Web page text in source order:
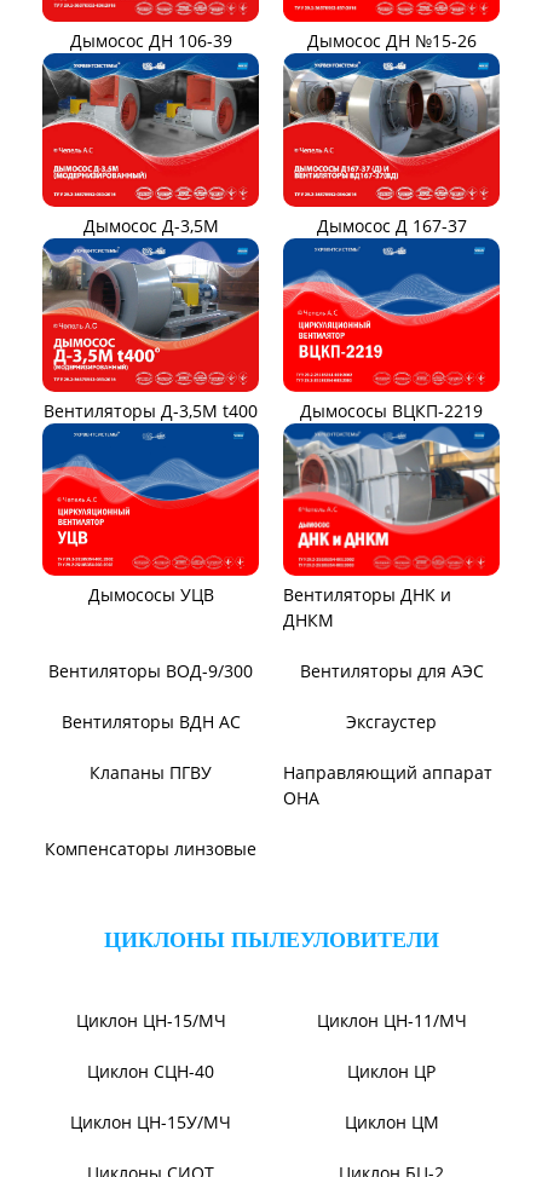
ВЕНТИЛЯТОРЫ ШАХТНЫЕ
Вентиляторы местного
проветривания
Вентиляторы главного
проветривания
Вентиляторы для
метрополитена
Установки УВЦГ
ТЯГОДУТЬЕВЫЕ МАШИНЫ
Тягодутьевые машины Дымосос ДН 95-40
Вентиляторы Д-3,5М t400 Дымососы ВЦКП-2219